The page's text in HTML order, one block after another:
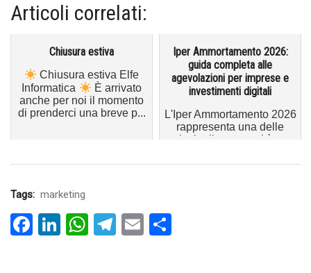
Articoli correlati:
Chiusura estiva
Chiusura estiva Elfe
Informatica
È arrivato
anche per noi il momento
di prenderci una breve p...
Iper Ammortamento 2026:
guida completa alle
agevolazioni per imprese e
investimenti digitali
L'Iper Ammortamento 2026
rappresenta una delle
i...
Tags: marketing
Facebook
LinkedIn
WhatsApp
Telegram
Email